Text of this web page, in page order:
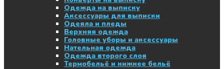
Одежда на выписку
Аксессуары для выписки
Одеяла и пледы
Верхняя одежда
Головные уборы и аксессуары
Нательная одежда
Одежда второго слоя
Термобельё и нижнее бельё